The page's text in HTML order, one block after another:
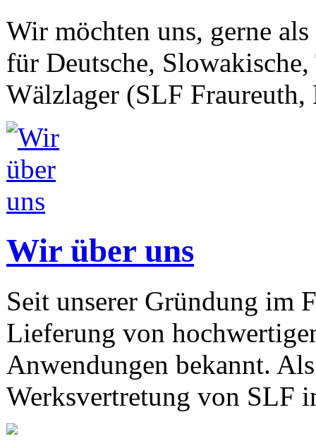
Wir möchten uns, gerne
für Deutsche,
Wälzlager (SLF
Wir über uns
Seit unserer Gründung im
Lieferung von
Anwendungen bekannt.
Werksvertretung von SLF